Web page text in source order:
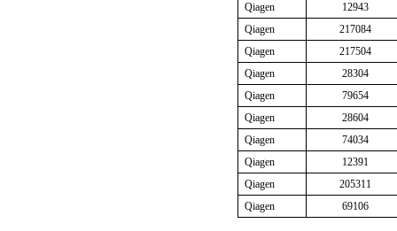
Qiagen
12943
Qiagen
217084
Qiagen
217504
Qiagen
28304
Qiagen
79654
Qiagen
28604
Qiagen
74034
Qiagen
12391
Qiagen
205311
Qiagen
69106